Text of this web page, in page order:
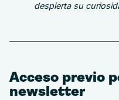
despierta su
Acceso previo
newsletter